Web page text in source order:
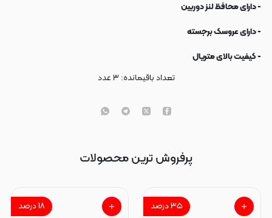
- دارای محافظ لنز دوربین
- دارای عروسک برجسته
- کیفیت بالای متریال
تعداد باقیمانده: ۳عدد
پرفروش ترین محصولات
۳۵درصد ۱۸درصد